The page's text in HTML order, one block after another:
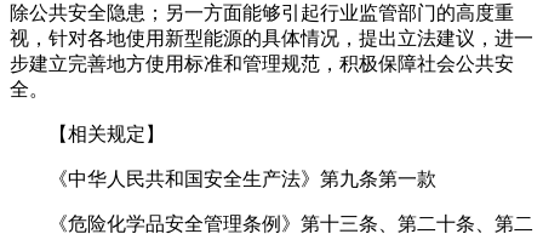
除公共安全隐患；另一方面能够引起行业监管部门的高度重
视，针对各地使用新型能源的具体情况，提出立法建议，进一
步建立完善地方使用标准和管理规范，积极保障社会公共安
全。
【相关规定】
《中华人民共和国安全生产法》第九条第一款
《危险化学品安全管理条例》第十三条、第二十条、第二